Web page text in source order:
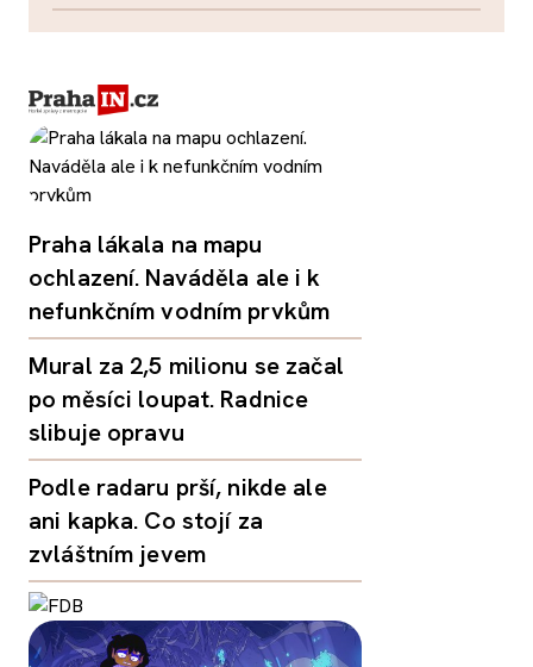
Praha lákala na mapu
ochlazení. Naváděla ale i k
nefunkčním vodním prvkům
Mural za 2,5 milionu se začal
po měsíci loupat. Radnice
slibuje opravu
Podle radaru prší, nikde ale
ani kapka. Co stojí za
zvláštním jevem